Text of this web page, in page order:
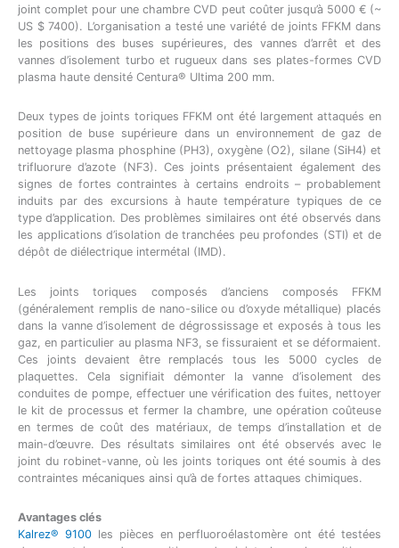
joint complet pour une chambre CVD peut coûter jusqu’à 5000 € (~
US $ 7400). L’organisation a testé une variété de joints FFKM dans
les positions des buses supérieures, des vannes d’arrêt et des
vannes d’isolement turbo et rugueux dans ses plates-formes CVD
plasma haute densité Centura® Ultima 200 mm.
Deux types de joints toriques FFKM ont été largement attaqués en
position de buse supérieure dans un environnement de gaz de
nettoyage plasma phosphine (PH3), oxygène (O2), silane (SiH4) et
trifluorure d’azote (NF3). Ces joints présentaient également des
signes de fortes contraintes à certains endroits – probablement
induits par des excursions à haute température typiques de ce
type d’application. Des problèmes similaires ont été observés dans
les applications d’isolation de tranchées peu profondes (STI) et de
dépôt de diélectrique intermétal (IMD).
Les joints toriques composés d’anciens composés FFKM
(généralement remplis de nano-silice ou d’oxyde métallique) placés
dans la vanne d’isolement de dégrossissage et exposés à tous les
gaz, en particulier au plasma NF3, se fissuraient et se déformaient.
Ces joints devaient être remplacés tous les 5000 cycles de
plaquettes. Cela signifiait démonter la vanne d’isolement des
conduites de pompe, effectuer une vérification des fuites, nettoyer
le kit de processus et fermer la chambre, une opération coûteuse
en termes de coût des matériaux, de temps d’installation et de
main-d’œuvre. Des résultats similaires ont été observés avec le
joint du robinet-vanne, où les joints toriques ont été soumis à des
contraintes mécaniques ainsi qu’à de fortes attaques chimiques.
Avantages clés
Kalrez® 9100les pièces en perfluoroélastomère ont été testées